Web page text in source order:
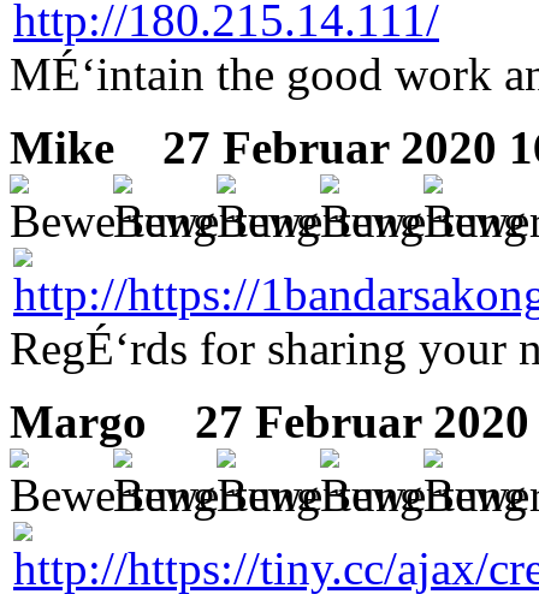
MÉ‘intain the good work
Mike
27 Februar 2020
RegÉ‘rds for sharing your
Margo
27 Februar 2020